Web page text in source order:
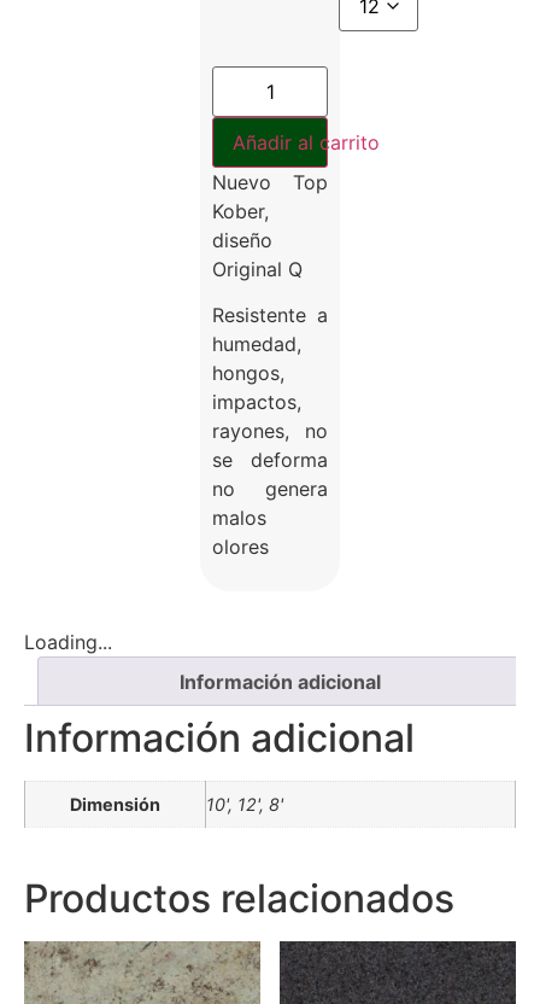
Añadir al carrito
Nuevo Top
Kober,
diseño
Original Q
Resistente a
humedad,
hongos,
impactos,
rayones, no
se deforma
no genera
malos
olores
Loading...
Información adicional
Información adicional
Dimensión 10', 12', 8'
Productos relacionados